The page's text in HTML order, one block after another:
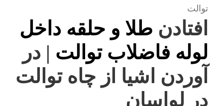
توالت
افتادن طلا و حلقه داخل
لوله فاضلاب توالت | در
آوردن اشیا از چاه توالت
در لواسان